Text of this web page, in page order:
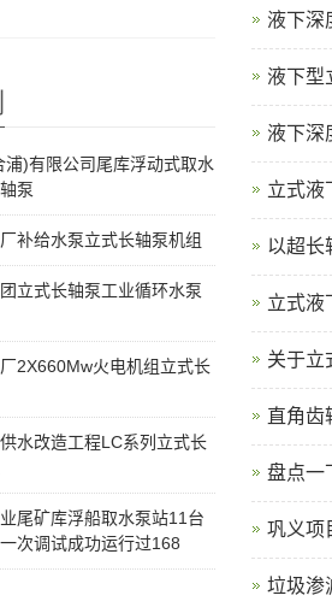
液下深
液下型
液下深
立式液
以‌超长
立式液
关于立
直角齿
盘点一
巩义项
垃圾渗
浦)有限公司尾库浮动式取水
泵
补给水泵立式长轴泵机组
立式长轴泵工业循环水泵
2X660Mw火电机组立式长
水改造工程LC系列立式长
尾矿库浮船取水泵站11台
次调试成功运行过168